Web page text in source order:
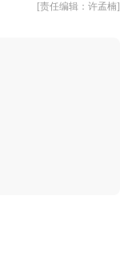
[责任编辑：许孟楠]